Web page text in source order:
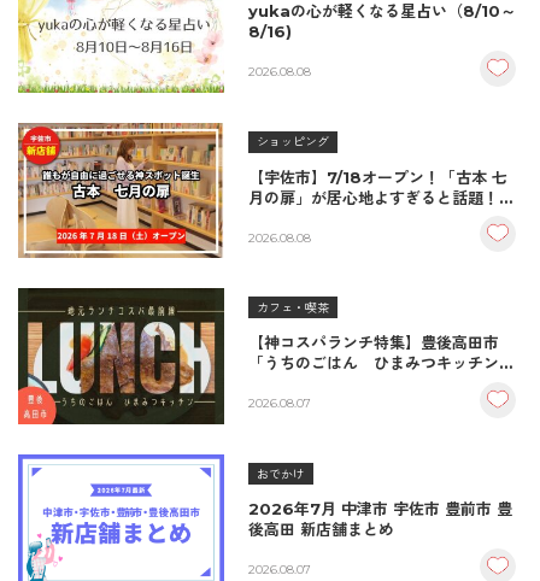
yukaの心が軽くなる星占い（8/10～
8/16)
2026.08.08
ショッピング
【宇佐市】7/18オープン！「古本 七
月の扉」が居心地よすぎると話題！絶
至福の読書空間
2026.08.08
カフェ・喫茶
【神コスパランチ特集】豊後高田市
「うちのごはん ひまみつキッチン」
＆生姜焼き！
2026.08.07
おでかけ
2026年7月 中津市 宇佐市 豊前市 豊
後高田 新店舗まとめ
2026.08.07